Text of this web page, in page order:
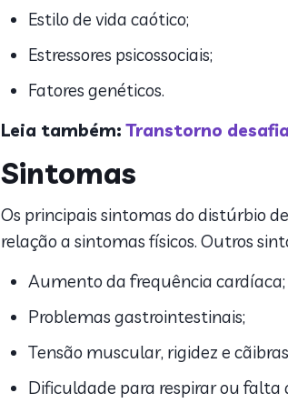
Estilo de vida caótico;
Estressores psicossociais;
Fatores genéticos.
Leia também:Transtorno
Sintomas
Os principais sintomas do distúrbio
relação a sintomas físicos. Outros
Aumento da frequência cardíaca;
Problemas gastrointestinais;
Tensão muscular, rigidez e
Dificuldade para respirar ou falta